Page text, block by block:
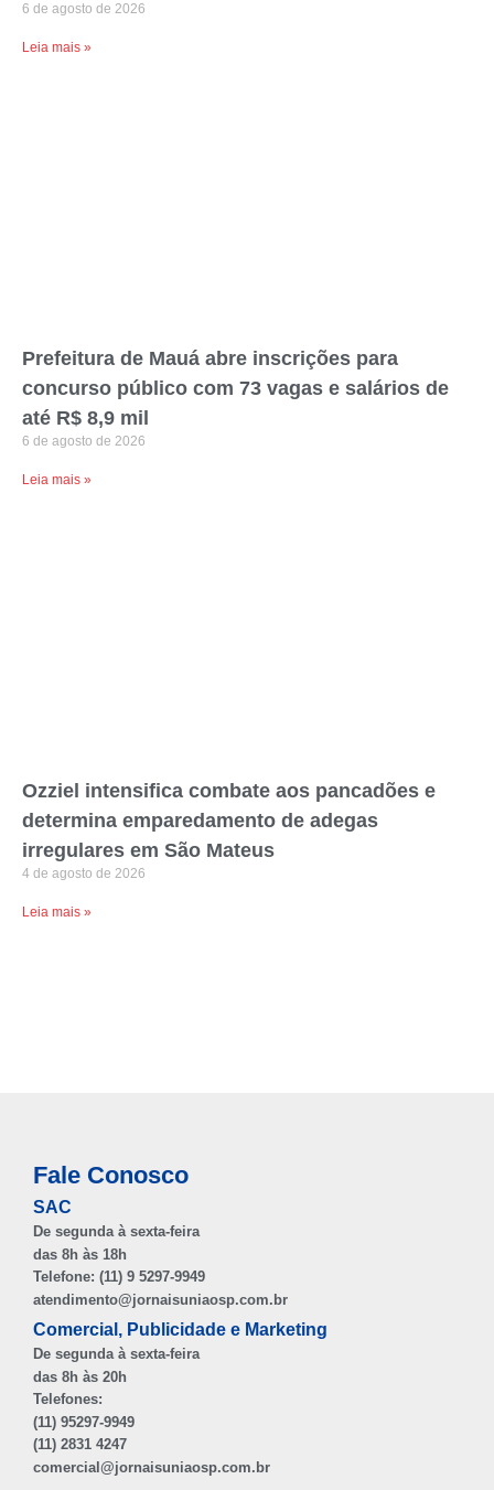
6 de agosto de 2026
Leia mais »
Prefeitura de Mauá abre inscrições para
concurso público com 73 vagas e salários de
até R$ 8,9 mil
6 de agosto de 2026
Leia mais »
Ozziel intensifica combate aos pancadões e
determina emparedamento de adegas
irregulares em São Mateus
4 de agosto de 2026
Leia mais »
Fale Conosco
SAC
De segunda à sexta-feira
das 8h às 18h
Telefone: (11) 9 5297-9949
atendimento@jornaisuniaosp.com.br
Comercial, Publicidade e Marketing
De segunda à sexta-feira
das 8h às 20h
Telefones:
(11) 95297-9949
(11) 2831 4247
comercial@jornaisuniaosp.com.br